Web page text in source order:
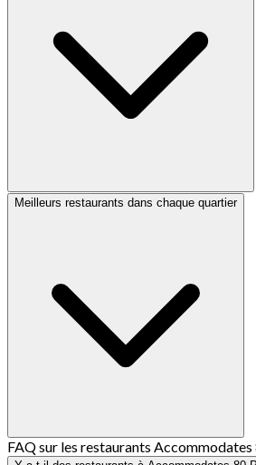
Meilleurs restaurants dans chaque quartier
FAQ sur les restaurants